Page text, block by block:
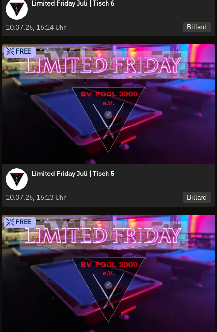
Limited Friday Juli | Tisch 6
10.07.26, 16:14 Uhr Billard
FREE
Limited Friday Juli | Tisch 5
10.07.26, 16:13 Uhr Billard
FREE